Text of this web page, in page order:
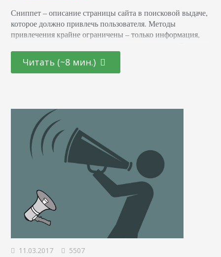
Сниппет – описание страницы сайта в поисковой выдаче,
которое должно привлечь пользователя. Методы
привлечения крайне ограничены – только информация,
рассказываем, как лавировать в тесных рамках
оформления и обогатить свою позицию в выдаче важной
Читать (~8 мин.)
11.03.2017 5507